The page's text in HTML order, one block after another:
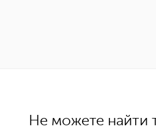
Не можете найти